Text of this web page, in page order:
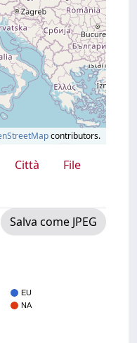
contributors.
Città
File
Salva come JPEG
EU
NA